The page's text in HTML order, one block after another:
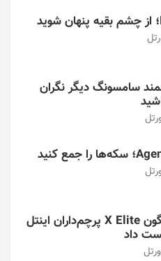
سامسونگ دیگر نگران
تراشه اسنپدراگون X Elite پرچم‌داران اینتل